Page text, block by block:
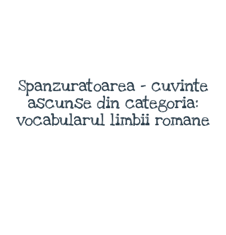
Spanzuratoarea - cuvinte
ascunse din categoria:
vocabularul limbii romane